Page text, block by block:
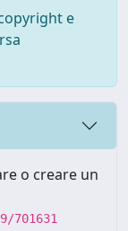
e
o creare un
701631